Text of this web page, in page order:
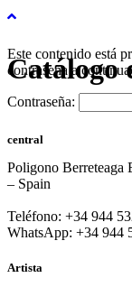
Catálogo
Este contenido está
contraseña a
Contraseña:
central
Poligono Berreteaga
– Spain
Teléfono: +34 944
WhatsApp: +34 944
Artista